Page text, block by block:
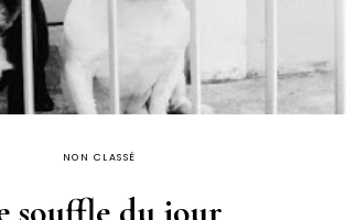
NON CLASSÉ
souffle du jour